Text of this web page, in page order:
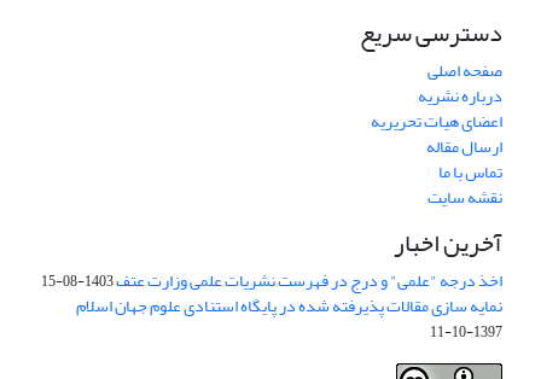
دسترسی سریع
صفحه اصلی
درباره نشریه
اعضای هیات تحریریه
ارسال مقاله
تماس با ما
نقشه سایت
آخرین اخبار
اخذ درجه "علمی" و درج در فهرست نشریات علمی وزارت عتف1403-08-15
نمایه سازی مقالات پذیرفته شده در پایگاه استنادی علوم جهان اسلام
1397-10-11